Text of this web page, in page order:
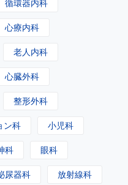
循環器内科
心療内科
老人内科
心臓外科
整形外科
ン科 小児科
科 眼科
尿器科 放射線科